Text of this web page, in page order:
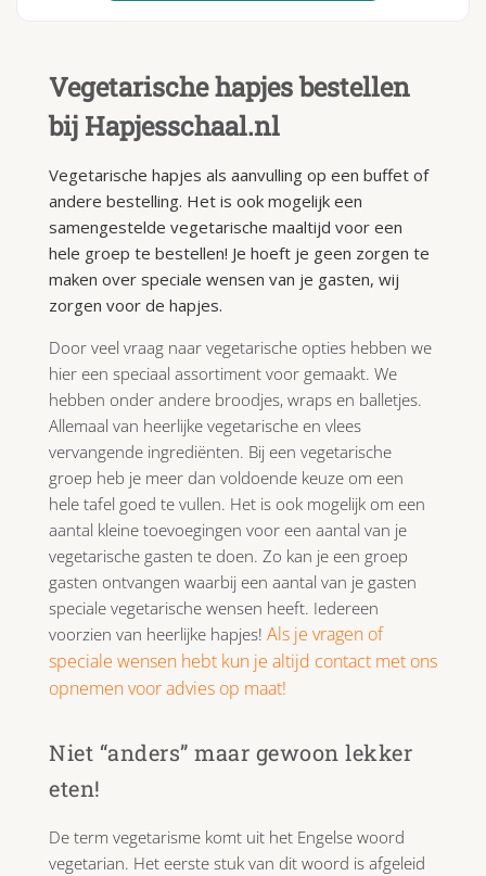
Vegetarische hapjes bestellen
bij Hapjesschaal.nl
Vegetarische hapjes als aanvulling op een buffet of
andere bestelling. Het is ook mogelijk een
samengestelde vegetarische maaltijd voor een
hele groep te bestellen! Je hoeft je geen zorgen te
maken over speciale wensen van je gasten, wij
zorgen voor de hapjes.
Door veel vraag naar vegetarische opties hebben we
hier een speciaal assortiment voor gemaakt. We
hebben onder andere broodjes, wraps en balletjes.
Allemaal van heerlijke vegetarische en vlees
vervangende ingrediënten. Bij een vegetarische
groep heb je meer dan voldoende keuze om een
hele tafel goed te vullen. Het is ook mogelijk om een
aantal kleine toevoegingen voor een aantal van je
vegetarische gasten te doen. Zo kan je een groep
gasten ontvangen waarbij een aantal van je gasten
speciale vegetarische wensen heeft. Iedereen
voorzien van heerlijke hapjes! Als je vragen of
speciale wensen hebt kun je altijd contact met ons
opnemen voor advies op maat!
Niet “anders” maar gewoon lekker
eten!
De term vegetarisme komt uit het Engelse woord
vegetarian. Het eerste stuk van dit woord is afgeleid